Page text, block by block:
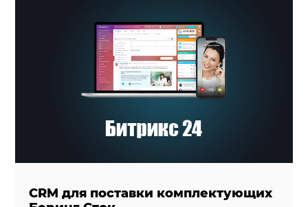
CRM для поставки комплектующих